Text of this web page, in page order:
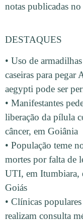
notas publicadas no
DESTAQUES
• Uso de armadilhas
caseiras para pegar
aegypti pode ser
• Manifestantes
liberação da pílula
câncer, em Goiânia
• População teme
mortes por falta de
UTI, em Itumbiara,
Goiás
• Clínicas populares
realizam consulta